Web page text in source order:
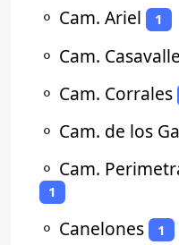
⚬ Cam. Ariel 1
⚬ Cam. Casavalle
⚬ Cam. Corrales
⚬ Cam. de los
⚬ Cam.
1
⚬ Canelones 1